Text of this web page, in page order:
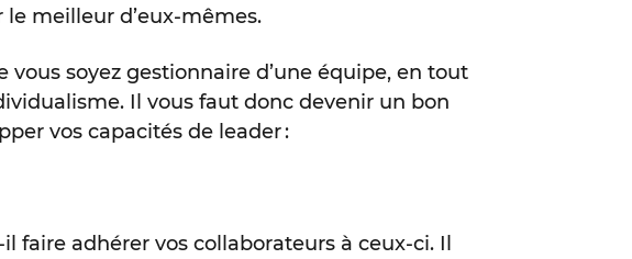
meilleur d’eux-mêmes.
soyez gestionnaire d’une équipe, en tout
Il vous faut donc devenir un bon
vos capacités de leader :
faire adhérer vos collaborateurs à ceux-ci. Il